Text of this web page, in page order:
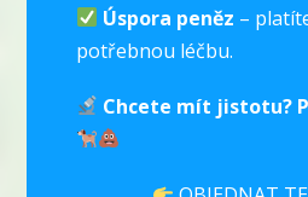
Úspora peněz –
potřebnou léčbu.
Chcete mít jistotu?